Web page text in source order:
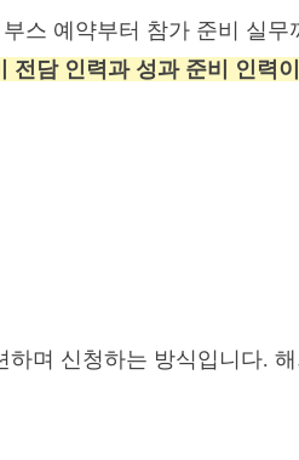
스 예약부터 참가 준비 실
담 인력과 성과 준비 인력
며 신청하는 방식입니다.